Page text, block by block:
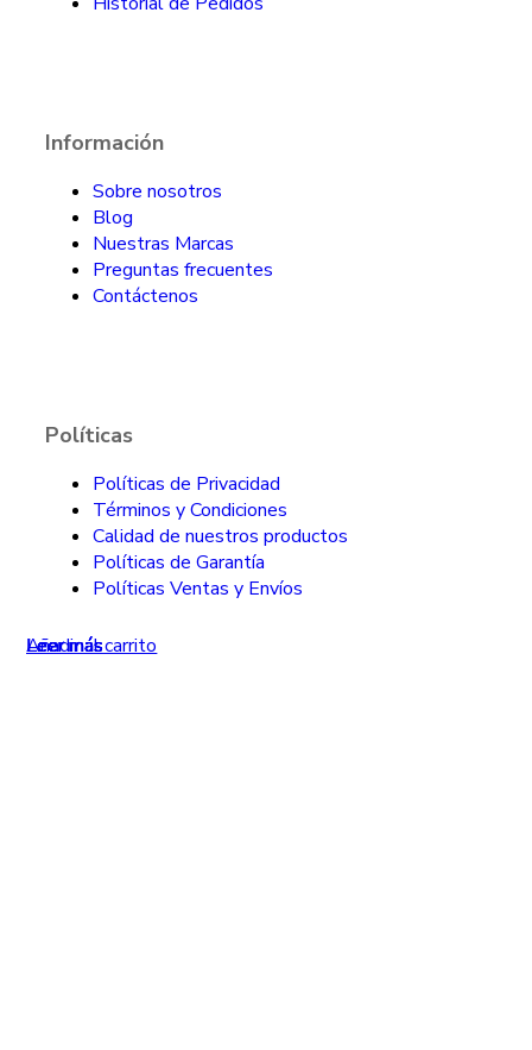
Leer más
Leer más
Leer más
Añadir al carrito
Leer más
Leer más
Información
Sobre nosotros
Blog
Nuestras Marcas
Preguntas frecuentes
Contáctenos
Políticas
Políticas de Privacidad
Términos y Condiciones
Calidad de nuestros productos
Políticas de Garantía
Políticas Ventas y Envíos